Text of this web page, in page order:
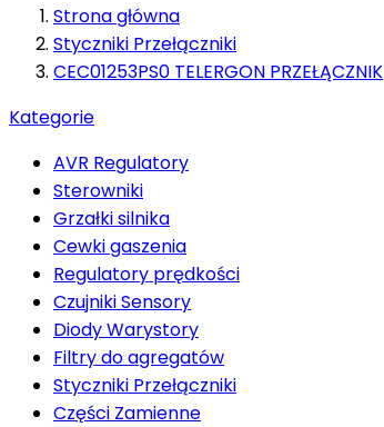
Strona główna
Styczniki Przełączniki
CEC01253PS0 TELERGON PRZEŁĄCZNIK
Kategorie
AVR Regulatory
Sterowniki
Grzałki silnika
Cewki gaszenia
Regulatory prędkości
Czujniki Sensory
Diody Warystory
Filtry do agregatów
Styczniki Przełączniki
Części Zamienne